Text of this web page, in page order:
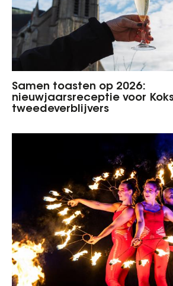
Samen toasten op 2026:
nieuwjaarsreceptie voor
tweedeverblijvers